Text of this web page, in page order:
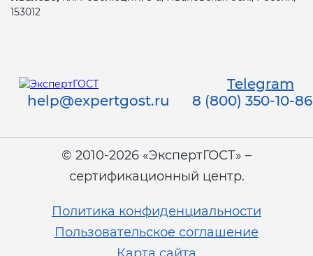
153012
Telegram
help@expertgost.ru
8 (800) 350-10-86
© 2010-2026 «ЭкспертГОСТ» –
сертификационный центр.
Политика конфиденциальности
Пользовательское соглашение